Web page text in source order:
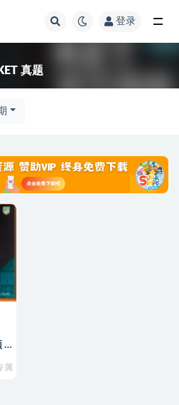
登录
真题
属